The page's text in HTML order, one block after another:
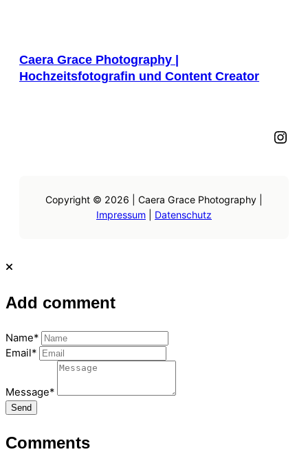
Caera Grace Photography |
Hochzeitsfotografin und Content Creator
Instagram
Copyright © 2026 | Caera Grace Photography |
Impressum
Datenschutz
Add comment
Name*
Email*
Message*
Send
Comments